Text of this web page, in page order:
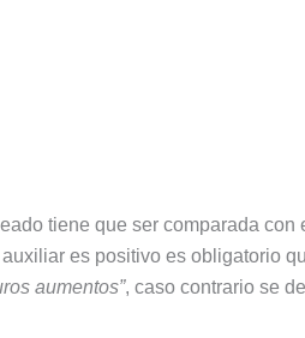
tiene que ser comparada con
es positivo es obligatorio
aumentos”, caso contrario se